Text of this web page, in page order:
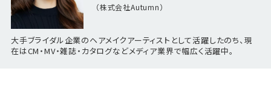
（株式会社Autumn）
大手ブライダル企業のヘアメイクアーティストとして活躍したのち、現
在はCM・MV・雑誌・カタログなどメディア業界で幅広く活躍中。